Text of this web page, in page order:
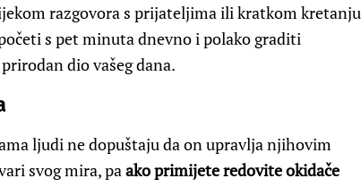
razgovora s prijateljima ili kratkom kretanju
s pet minuta dnevno i polako graditi
dio vašeg dana.
ljudi ne dopuštaju da on upravlja njihovim
svog mira, pa ako primijete redovite okidače